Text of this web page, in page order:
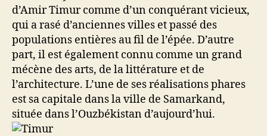
d’Amir Timur comme d’un conquérant vicieux,
qui a rasé d’anciennes villes et passé des
populations entières au fil de l’épée. D’autre
part, il est également connu comme un grand
mécène des arts, de la littérature et de
l’architecture. L’une de ses réalisations phares
est sa capitale dans la ville de Samarkand,
située dans l’Ouzbékistan d’aujourd’hui.